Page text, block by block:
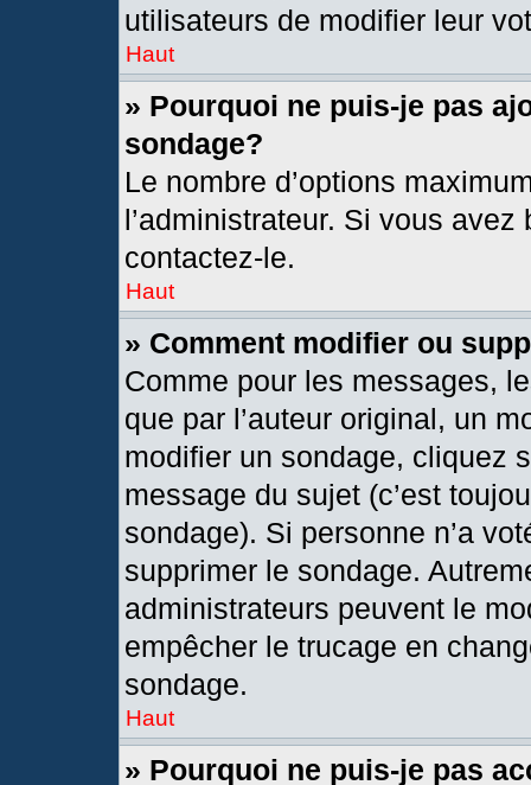
utilisateurs de modifier leur
Haut
» Pourquoi ne puis-je pas
sondage?
Le nombre d’options
l’administrateur. Si vous
contactez-le.
Haut
» Comment modifier ou
Comme pour les messages,
que par l’auteur original, un
modifier un sondage, cliquez
message du sujet (c’est
sondage). Si personne n’a
supprimer le sondage.
administrateurs peuvent le
empêcher le trucage en
sondage.
Haut
» Pourquoi ne puis-je pas